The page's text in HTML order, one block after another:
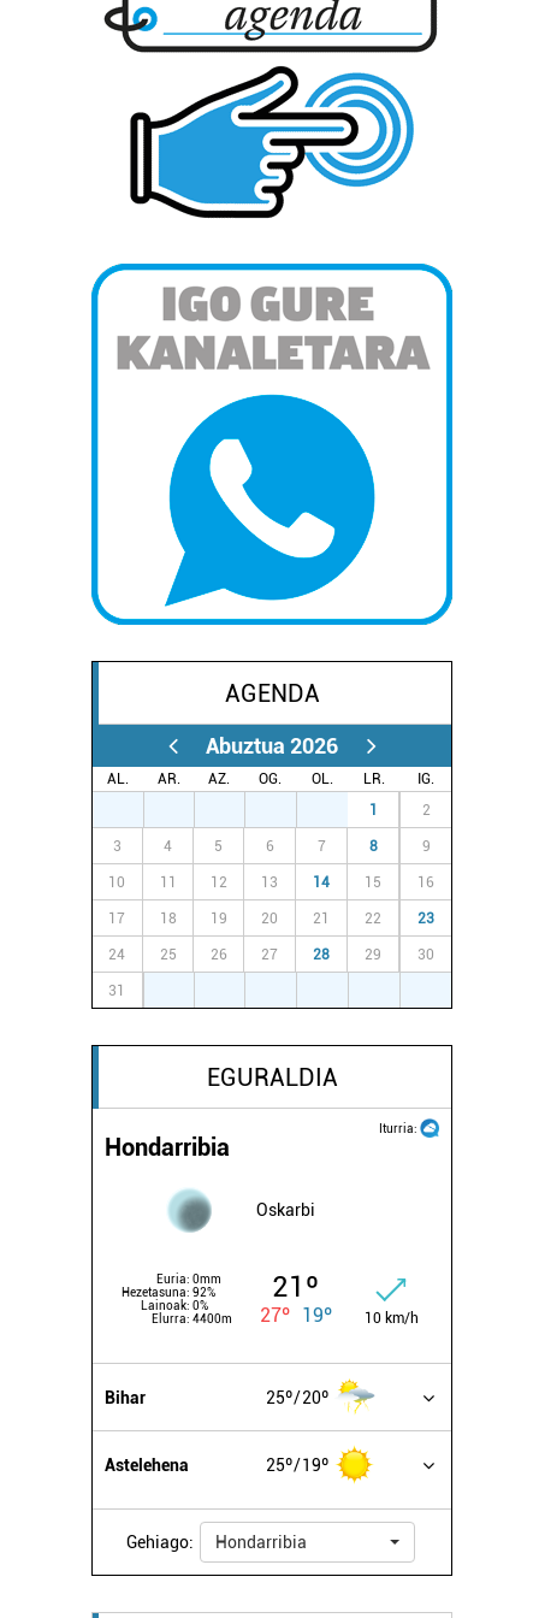
AGENDA
Abuztua 2026
AL. AR. AZ. OG. OL. LR.
IG.
1 2
3 4 5 6 7 8 9
10 11 12 13 14 15 16
17 18 19 20 21 22 23
24 25 26 27 28 29 30
31
EGURALDIA
Iturria:
Hondarribia
Oskarbi
Euria: 0mm
Hezetasuna: 92%
Lainoak: 0%
Elurra: 4400m
21º
27º 19º 10 km/h
Bihar 25º 20º
Astelehena 25º 19º
Gehiago: Hondarribia